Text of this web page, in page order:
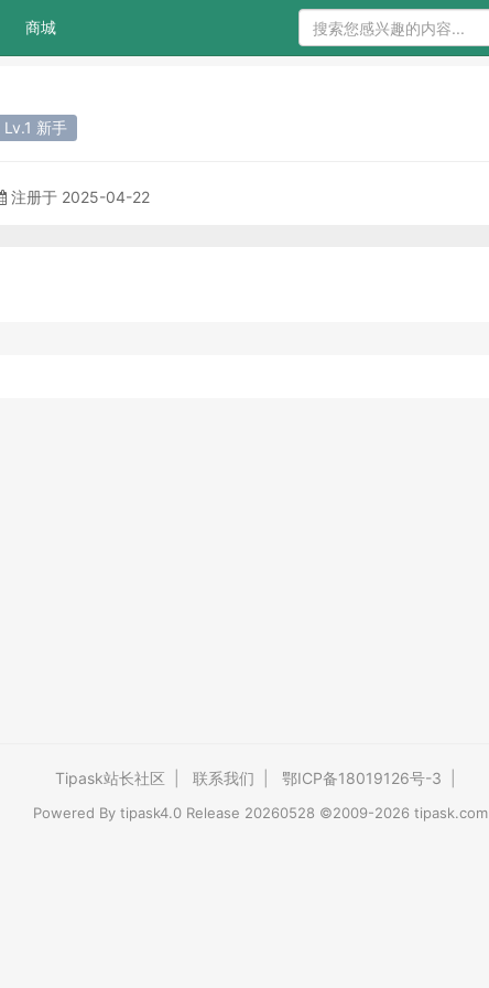
商城
Lv.1 新手
注册于 2025-04-22
Tipask站长社区 联系我们 鄂ICP备18019126号-3
Powered By tipask4.0Release 20260528 ©2009-2026 tipask.com